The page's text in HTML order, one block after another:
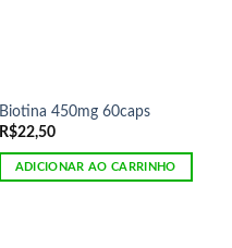
Biotina 450mg 60caps
R$22,50
ADICIONAR AO CARRINHO